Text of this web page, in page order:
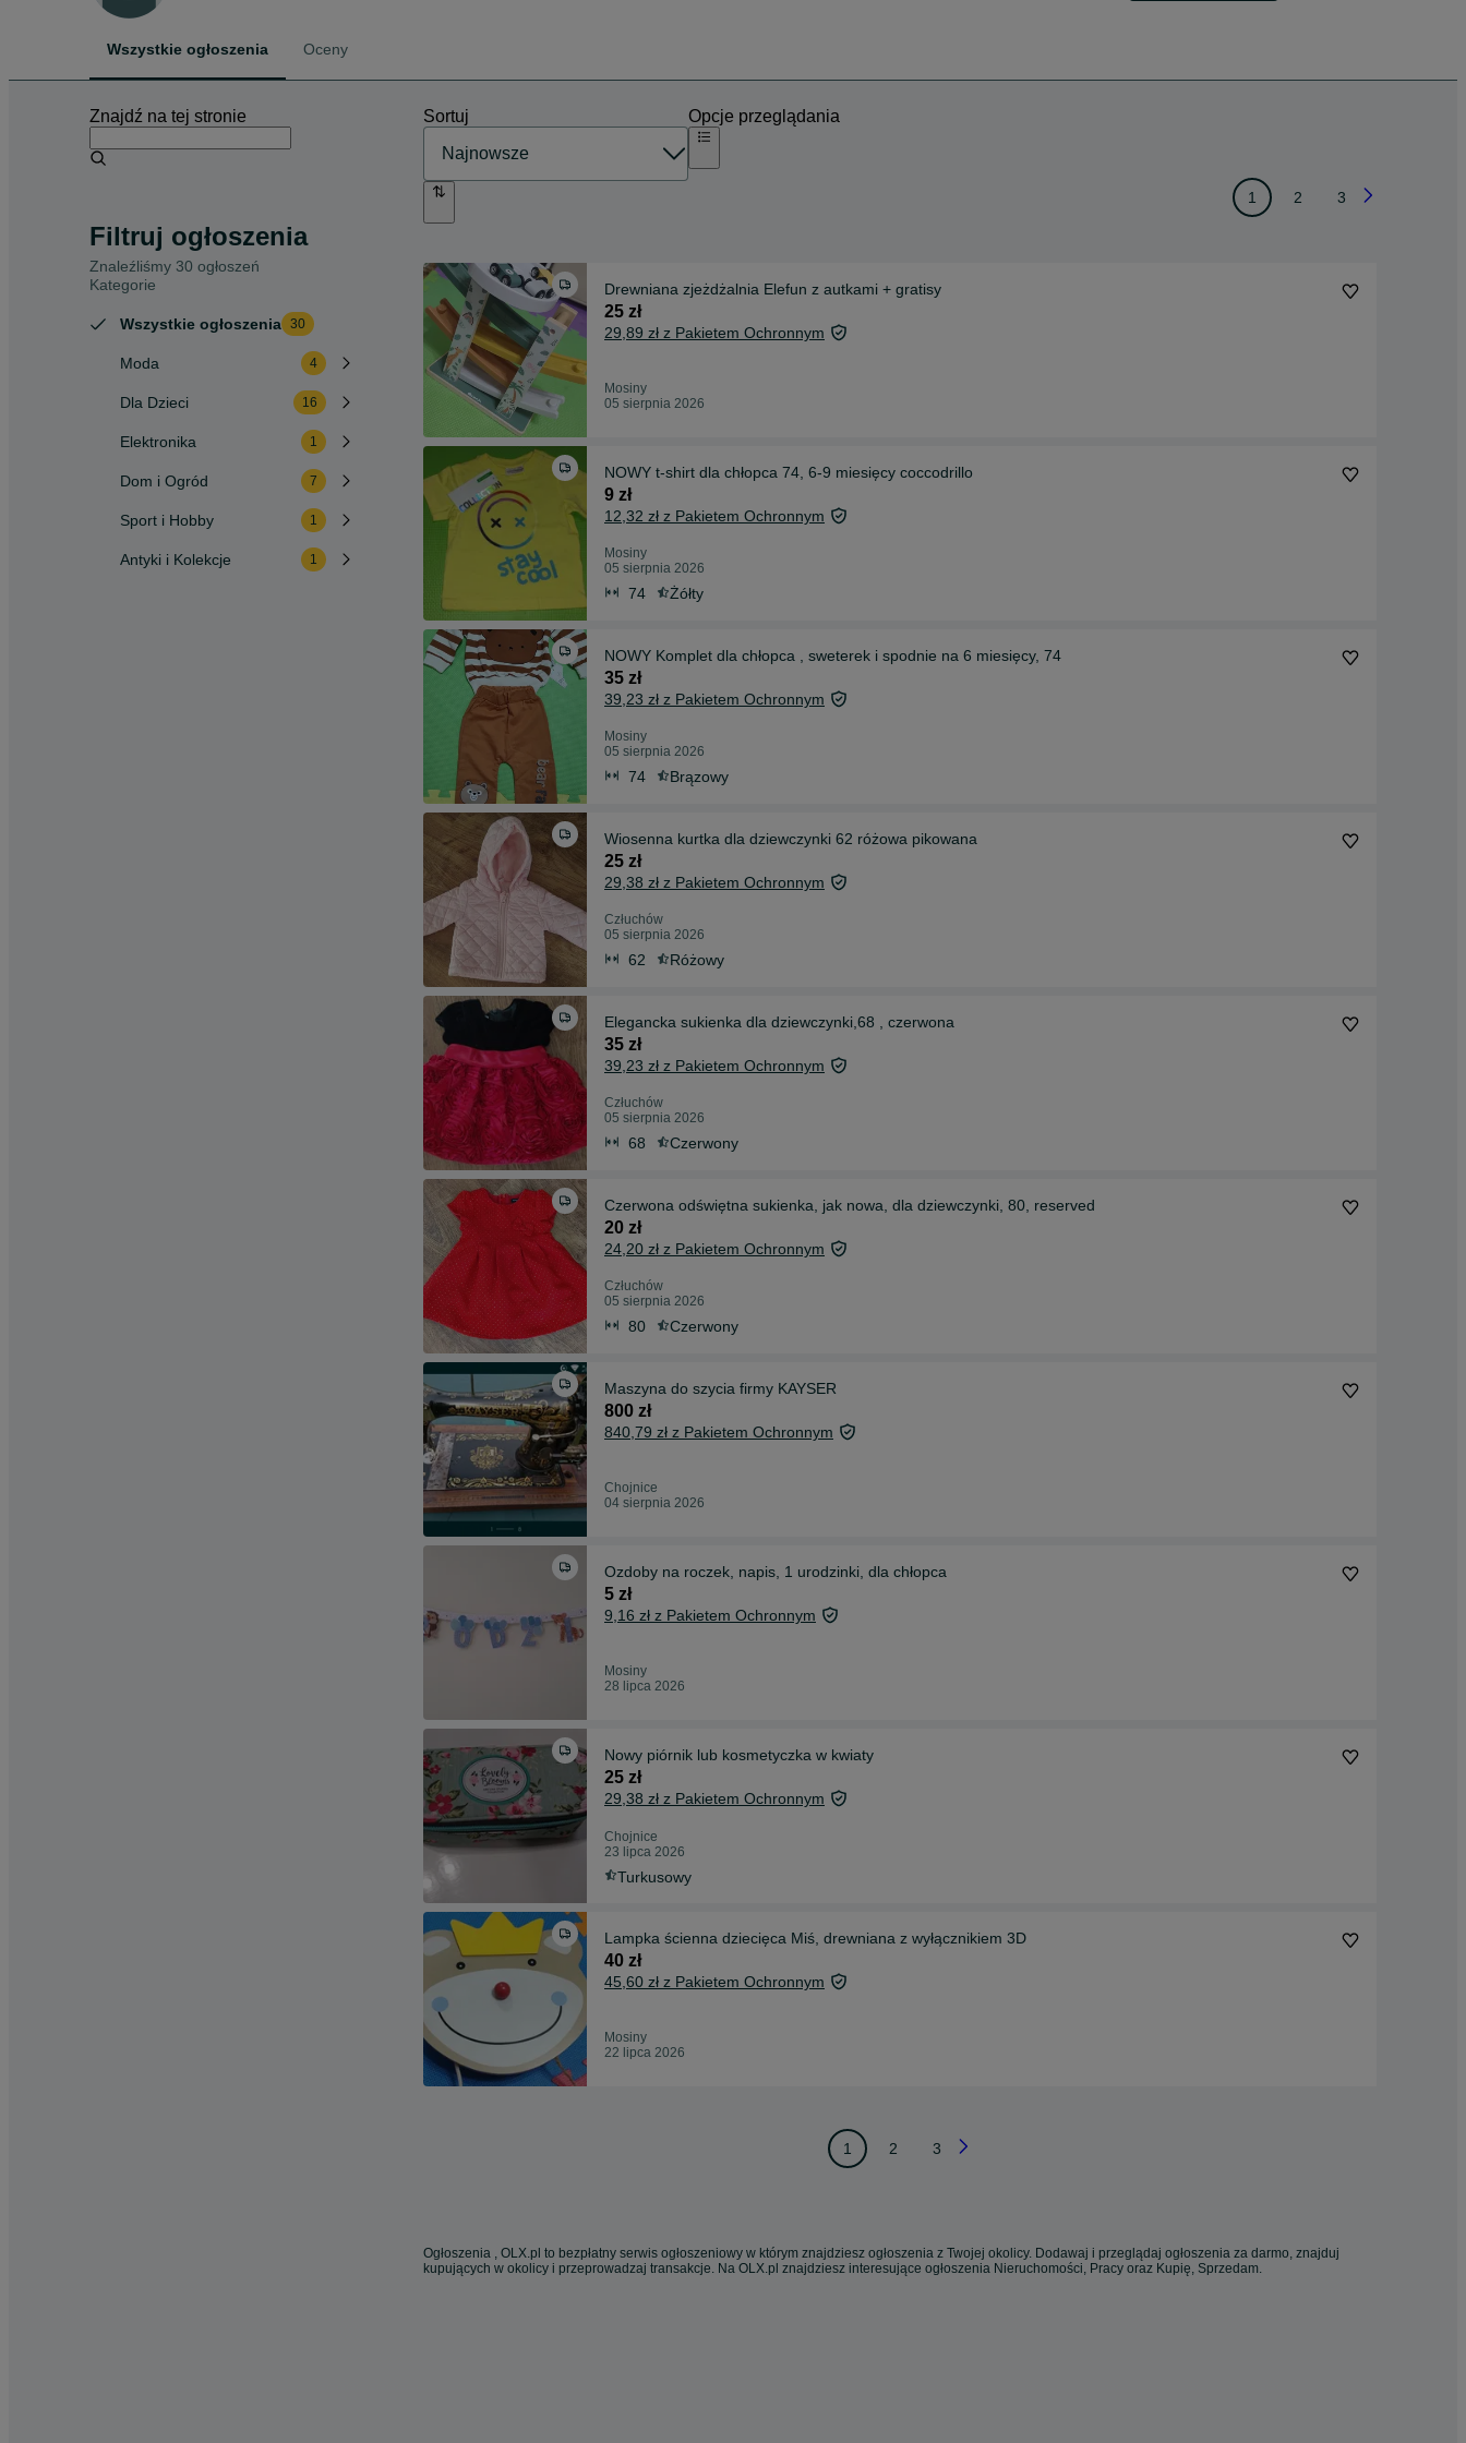
Wszystkie ogłoszenia Oceny
Znajdź na tej stronie
Filtruj ogłoszenia
Znaleźliśmy 30 ogłoszeń
Kategorie
Wszystkie ogłoszenia 30
Moda 4
Dla Dzieci 16
Elektronika 1
Dom i Ogród 7
Sport i Hobby 1
Antyki i Kolekcje 1
Sortuj Opcje przeglądania
1 2 3
Drewniana zjeżdżalnia Elefun z autkami + gratisy
25 zł
29,89 zł z Pakietem Ochronnym
Mosiny
05 sierpnia 2026
NOWY t-shirt dla chłopca 74, 6-9 miesięcy coccodrillo
9 zł
12,32 zł z Pakietem Ochronnym
Mosiny
05 sierpnia 2026
74 Żółty
NOWY Komplet dla chłopca , sweterek i spodnie na 6 miesięcy, 74
35 zł
39,23 zł z Pakietem Ochronnym
Mosiny
05 sierpnia 2026
74 Brązowy
Wiosenna kurtka dla dziewczynki 62 różowa pikowana
25 zł
29,38 zł z Pakietem Ochronnym
Człuchów
05 sierpnia 2026
62 Różowy
Elegancka sukienka dla dziewczynki,68 , czerwona
35 zł
39,23 zł z Pakietem Ochronnym
Człuchów
05 sierpnia 2026
68 Czerwony
Czerwona odświętna sukienka, jak nowa, dla dziewczynki, 80, reserved
20 zł
24,20 zł z Pakietem Ochronnym
Człuchów
05 sierpnia 2026
80 Czerwony
Maszyna do szycia firmy KAYSER
800 zł
840,79 zł z Pakietem Ochronnym
Chojnice
04 sierpnia 2026
Ozdoby na roczek, napis, 1 urodzinki, dla chłopca
5 zł
9,16 zł z Pakietem Ochronnym
Mosiny
28 lipca 2026
Nowy piórnik lub kosmetyczka w kwiaty
25 zł
29,38 zł z Pakietem Ochronnym
Chojnice
23 lipca 2026
Turkusowy
Lampka ścienna dziecięca Miś, drewniana z wyłącznikiem 3D
40 zł
45,60 zł z Pakietem Ochronnym
Mosiny
22 lipca 2026
1 2 3
Ogłoszenia , OLX.pl to bezpłatny serwis ogłoszeniowy w którym znajdziesz ogłoszenia z Twojej okolicy. Dodawaj i przeglądaj ogłoszenia za darmo, znajduj
kupujących w okolicy i przeprowadzaj transakcje. Na OLX.pl znajdziesz interesujące ogłoszenia Nieruchomości, Pracy oraz Kupię, Sprzedam.